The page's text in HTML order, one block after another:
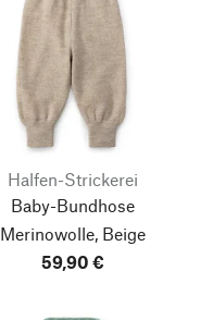
Halfen-Strickerei
Baby-Bundhose
Merinowolle, Beige
59,90 €